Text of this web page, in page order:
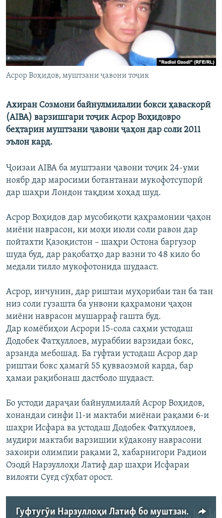
ГУЗОРИШҲОИ РАДИОӢ
Русский
ПАЙГИРӢ КУНЕД
Ҳамаи сомонаҳои RFE/RL
Асрор Воҳидов, муштзани ҷавони тоҷик
Ахиран Созмони байнулмилалии бокси ҳаваскорӣ
(AIBA) варзишгари тоҷик Асрор Воҳидовро
беҳтарин муштзани ҷавони ҷаҳон дар соли 2011
эълон кард.
Ҷоизаи AIBA ба муштзани ҷавони тоҷик 24-уми
ноябр дар маросими ботантанаи мукофотсупорӣ
дар шаҳри Лондон тақдим хоҳад шуд.
Асрор Воҳидов дар мусобиқоти қаҳрамонии ҷаҳон
миёни наврасон, ки моҳи июли соли равон дар
пойтахти Қазоқистон – шаҳри Остона баргузор
шуда буд, дар рақобатҳо дар вазни то 48 кило бо
медали тилло мукофотонида шудааст.
Асрор, инчунин, дар риштаи муҳорибаи тан ба тан
низ соли гузашта ба унвони қаҳрамони ҷаҳон
миёни наврасон мушарраф гашта буд.
Дар комёбиҳои Асрори 15-сола саҳми устодаш
Додобек Фатҳуллоев, мураббии варзидаи бокс,
арзанда мебошад. Ба гуфтаи устодаш Асрор дар
риштаи бокс ҳамагӣ 55 қувваозмоӣ карда, бар
ҳамаи рақибонаш дастболо шудааст.
Бо устоди дараҷаи байнулмилалӣ Асрор Воҳидов,
хонандаи синфи 11-и мактаби миёнаи рақами 6-и
шаҳри Исфара ва устодаш Додобек Фатҳуллоев,
мудири мактаби варзишии кӯдакону наврасони
захоири олимпии рақами 2, хабарнигори Радиои
Озодӣ Нарзуллоҳи Латиф дар шаҳри Исфараи
вилояти Суғд сӯҳбат орост.
Гуфтугӯи Нарзуллоҳи Латиф бо муштзани ҷавони тоҷик Асрор Воҳидов